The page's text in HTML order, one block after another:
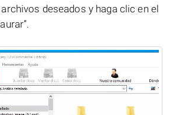
deseados y haga clic en el